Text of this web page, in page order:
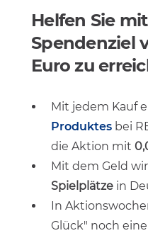
Helfen Sie
Spendenziel
Euro zu
Mit jedem Kauf
Produktes bei
die Aktion mit
Mit dem Geld
Spielplätze in
In
Glück" noch